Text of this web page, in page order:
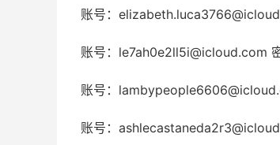
账号：
账号： le7ah0e2ll5i@icloud.com
账号：
账号：